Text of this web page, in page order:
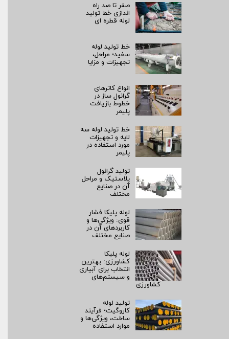
صفر تا صد راه‌
اندازی خط تولید
لوله قطره ای
خط تولید لوله
سفید؛ مراحل،
تجهیزات و مزایا
انواع کاترهای
گرانول ساز در
خطوط بازیافت
پلیمر
خط تولید لوله سه
لایه و تجهیزات
مورد استفاده در
پلیمر
تولید گرانول
پلاستیک و مراحل
آن در صنایع
مختلف
لوله پلیکا فشار
قوی: ویژگی‌ها و
کاربردهای آن در
صنایع مختلف
لوله پلیکا
کشاورزی: بهترین
انتخاب برای آبیاری
و سیستم‌های
کشاورزی
تولید لوله
کاروگیت؛ فرآیند
ساخت، ویژگی‌ها و
موارد استفاده